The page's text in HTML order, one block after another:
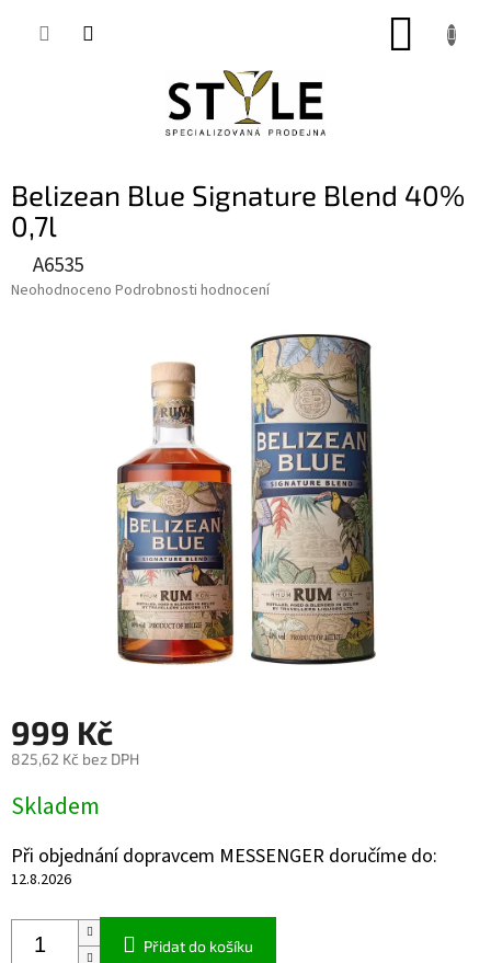
Belizean Blue Signature Blend 40%
0,7l
A6535
Průměrné
Neohodnoceno Podrobnosti hodnocení
999 Kč
825,62 Kč bez DPH
cena:
Skladem
Při objednání dopravcem MESSENGER doručíme do:
12.8.2026
Přidat do košíku